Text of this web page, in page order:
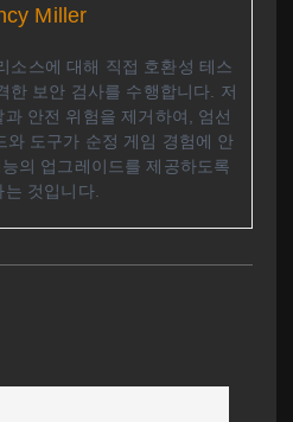
Miller
소스에 대해 직접 호환성 테스
한 보안 검사를 수행합니다. 저
안전 위험을 제거하여, 엄선
와 도구가 순정 게임 경험에 안
의 업그레이드를 제공하도록
는 것입니다.